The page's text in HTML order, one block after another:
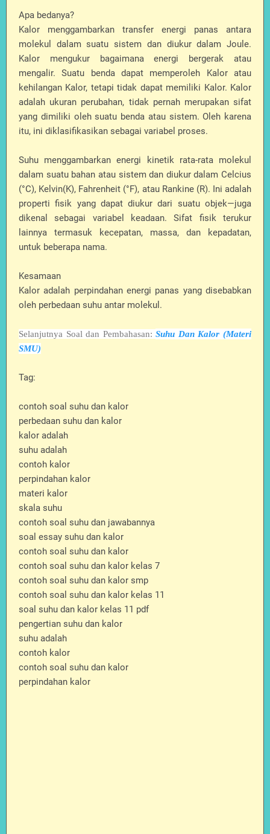
Apa bedanya?
Kalor menggambarkan transfer energi panas antara
molekul dalam suatu sistem dan diukur dalam Joule.
Kalor mengukur bagaimana energi bergerak atau
mengalir. Suatu benda dapat memperoleh Kalor atau
kehilangan Kalor, tetapi tidak dapat memiliki Kalor. Kalor
adalah ukuran perubahan, tidak pernah merupakan sifat
yang dimiliki oleh suatu benda atau sistem. Oleh karena
itu, ini diklasifikasikan sebagai variabel proses.
Suhu menggambarkan energi kinetik rata-rata molekul
dalam suatu bahan atau sistem dan diukur dalam Celcius
(°C), Kelvin(K), Fahrenheit (°F), atau Rankine (R). Ini adalah
properti fisik yang dapat diukur dari suatu objek—juga
dikenal sebagai variabel keadaan. Sifat fisik terukur
lainnya termasuk kecepatan, massa, dan kepadatan,
untuk beberapa nama.
Kesamaan
Kalor adalah perpindahan energi panas yang disebabkan
oleh perbedaan suhu antar molekul.
Selanjutnya Soal dan Pembahasan:Suhu Dan Kalor (Materi
SMU)
Tag:
contoh soal suhu dan kalor
perbedaan suhu dan kalor
kalor adalah
suhu adalah
contoh kalor
perpindahan kalor
materi kalor
skala suhu
contoh soal suhu dan jawabannya
soal essay suhu dan kalor
contoh soal suhu dan kalor
contoh soal suhu dan kalor kelas 7
contoh soal suhu dan kalor smp
contoh soal suhu dan kalor kelas 11
soal suhu dan kalor kelas 11 pdf
pengertian suhu dan kalor
suhu adalah
contoh kalor
contoh soal suhu dan kalor
perpindahan kalor